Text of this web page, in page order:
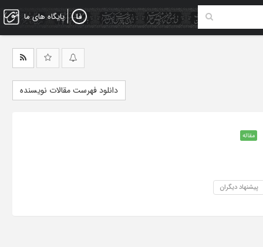
پایگاه های ما
دانلود فهرست مقالات نویسنده
مقاله
پیشنهاد دیگران